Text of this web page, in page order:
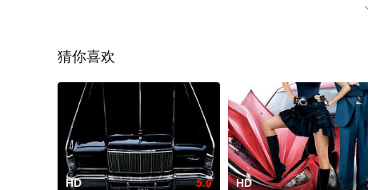
猜你喜欢
HD 5.0 HD